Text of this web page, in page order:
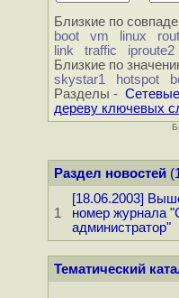
Близкие по
boot
vm linux
link
traffic iproute2
Близкие по
skystar1
hotspot
Разделы -
дереву ключевых
Раздел новостей
1
[18.06.2003]
номер журнала
администратор"
Тематический